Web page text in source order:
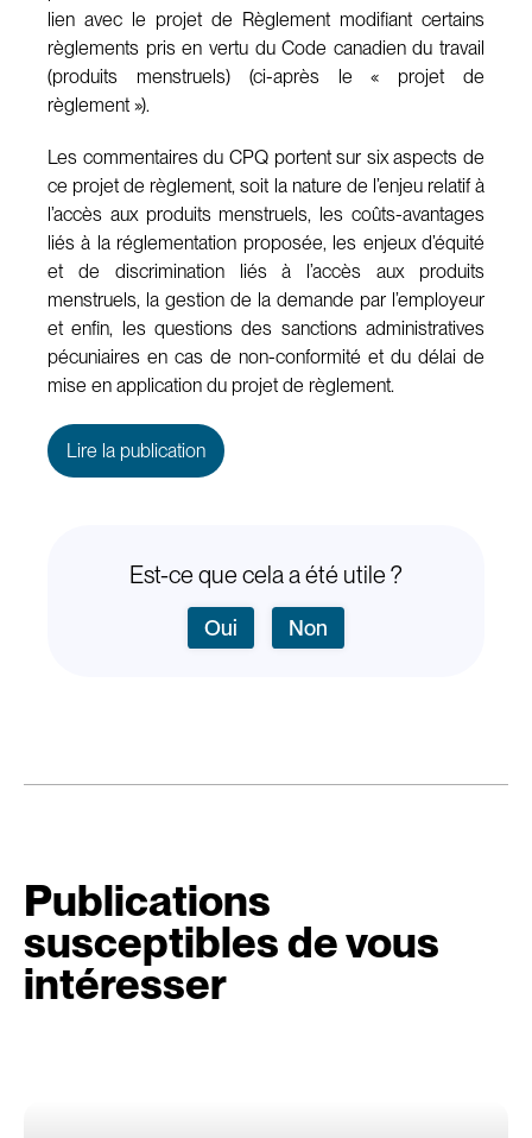
lien avec le projet de Règlement modifiant certains
règlements pris en vertu du Code canadien du travail
(produits menstruels) (ci-après le « projet de
règlement »).
Les commentaires du CPQ portent sur six aspects de
ce projet de règlement, soit la nature de l’enjeu relatif à
l’accès aux produits menstruels, les coûts-avantages
liés à la réglementation proposée, les enjeux d’équité
et de discrimination liés à l’accès aux produits
menstruels, la gestion de la demande par l’employeur
et enfin, les questions des sanctions administratives
pécuniaires en cas de non-conformité et du délai de
mise en application du projet de règlement.
Lire la publication
Est-ce que cela a été utile ?
Oui Non
Publications
susceptibles de vous
intéresser